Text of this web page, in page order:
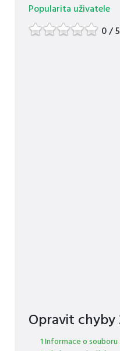
Popularita uživatele
0 /
Opravit chyby
1 Informace o souboru